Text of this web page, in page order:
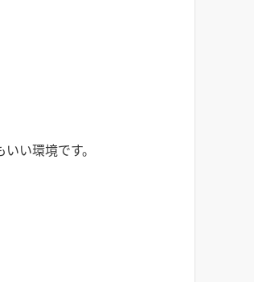
い環境です。